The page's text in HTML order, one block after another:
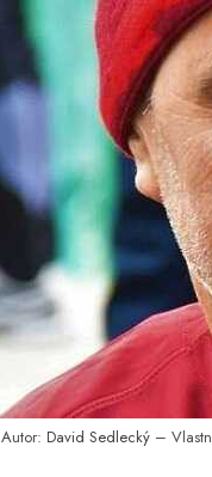
Autor: David Sedlecký–